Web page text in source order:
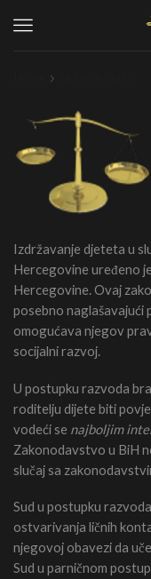
Menu
Izdržavanje djeteta u
Hercegovine uređeno
Hercegovine. Ovaj
posebno
omogućava njegov
socijalni razvoj.
U postupku razvoda
roditelju dijete biti
vodeći se najboljim
Zakonodavstvo u BiH
slučaj sa
Sud u postupku
ostvarivanja ličnih
njegovoj obavezi da
Sud u parničnom